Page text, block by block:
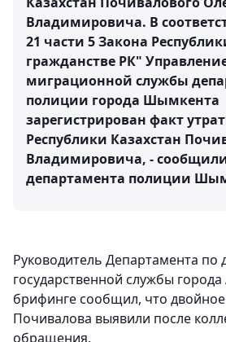
Владимировича. В
21 части 5 Закона
гражданстве РК"
миграционной службы
полиции города Шымкента
зарегистрирован факт
Республики Казахстан
Владимировича, - сообщили
департамента полиции
Руководитель Департамента по
государственной службы
брифинге сообщил, что двойное
Почивалова выявили после
обращения.